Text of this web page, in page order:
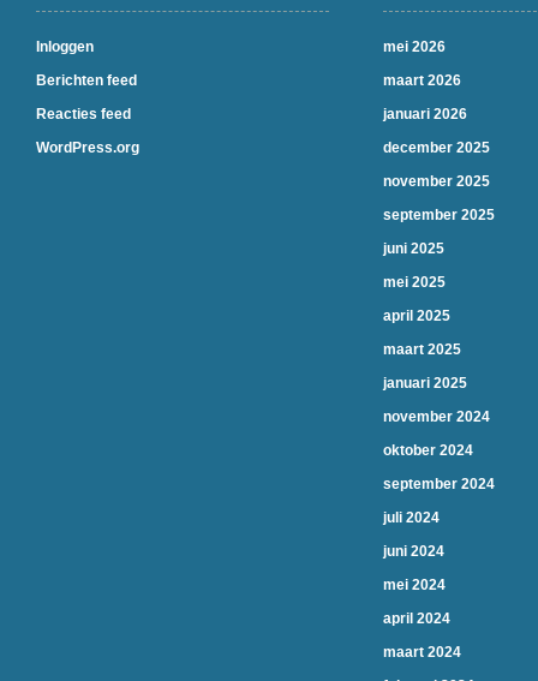
Inloggen
Berichten feed
Reacties feed
WordPress.org
mei 2026
maart 2026
januari 2026
december 2025
november 2025
september 2025
juni 2025
mei 2025
april 2025
maart 2025
januari 2025
november 2024
oktober 2024
september 2024
juli 2024
juni 2024
mei 2024
april 2024
maart 2024